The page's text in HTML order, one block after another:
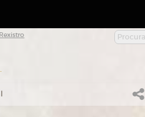
Rexistro